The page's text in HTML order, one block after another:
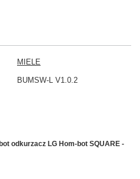
MIELE
BUMSW-L V1.0.2
odkurzacz LG Hom-bot SQUARE -